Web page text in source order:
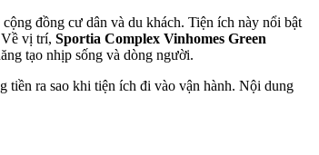
đồng cư dân và du khách. Tiện ích này nổi bật
vị trí, Sportia Complex Vinhomes Green
tạo nhịp sống và dòng người.
tiền ra sao khi tiện ích đi vào vận hành. Nội dung